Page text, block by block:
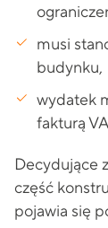
musi
budynku,
wydatek
fakturą
Decydujące
część
pojawia się